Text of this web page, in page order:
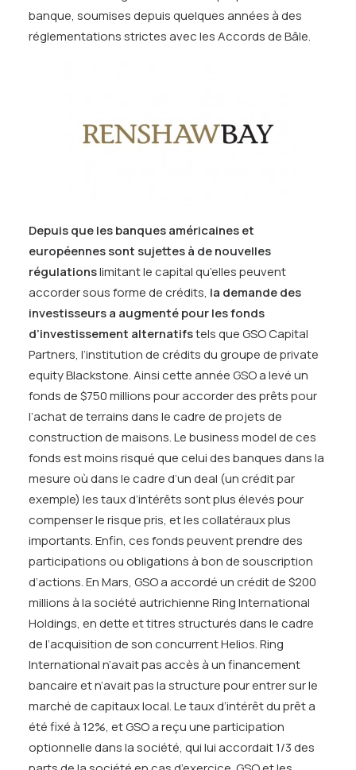
banque, soumises depuis quelques années à des
réglementations strictes avec les Accords de Bâle.
Depuis que les banques américaines et
européennes sont sujettes à de nouvelles
régulationslimitant le capital qu’elles peuvent
accorder sous forme de crédits, la demande des
investisseurs a augmenté pour lesfonds
d’investissement alternatifstels que GSO Capital
Partners, l’institution de crédits du groupe de private
equity Blackstone. Ainsi cette année GSO a levé un
fonds de $750 millions pour accorder des prêts pour
l’achat de terrains dans le cadre de projets de
construction de maisons. Le business model de ces
fonds est moins risqué que celui des banques dans la
mesure où dans le cadre d’un deal (un crédit par
exemple) les taux d’intérêts sont plus élevés pour
compenser le risque pris, et les collatéraux plus
importants. Enfin, ces fonds peuvent prendre des
participations ou obligations à bon de souscription
d’actions. En Mars, GSO a accordé un crédit de $200
millions à la société autrichienne Ring International
Holdings, en dette et titres structurés dans le cadre
de l’acquisition de son concurrent Helios. Ring
International n’avait pas accès à un financement
bancaire et n’avait pas la structure pour entrer sur le
marché de capitaux local. Le taux d’intérêt du prêt a
été fixé à 12%, et GSO a reçu une participation
optionnelle dans la société, qui lui accordait 1/3 des